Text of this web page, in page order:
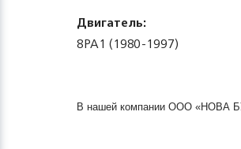
Двигатель:
8PA1 (1980-1997)
В нашей компании ООО «НОВА